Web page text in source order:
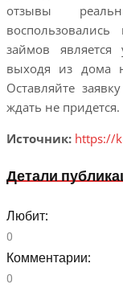
отзывы
займов
выходя из дома
Оставляйте
ждать не придется.
Источник: https://
Детали
Любит:
0
Комментарии:
0